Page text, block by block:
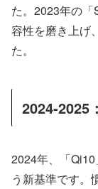
た。2023年の
容性を磨き上げ
た。
2024-2025
2024年、「
う新基準です。